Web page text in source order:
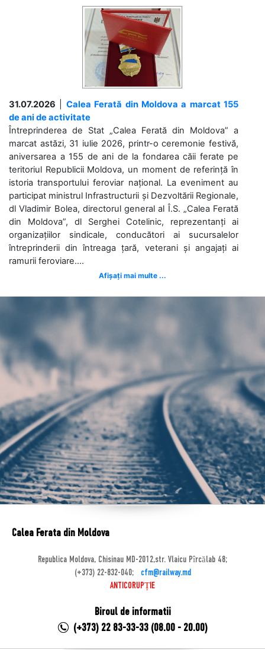
31.07.2026
Calea Ferată din Moldova a marcat 155
de ani de activitate
Întreprinderea de Stat „Calea Ferată din Moldova” a
marcat astăzi, 31 iulie 2026, printr-o ceremonie festivă,
aniversarea a 155 de ani de la fondarea căii ferate pe
teritoriul Republicii Moldova, un moment de referință în
istoria transportului feroviar național. La eveniment au
participat ministrul Infrastructurii și Dezvoltării Regionale,
dl Vladimir Bolea, directorul general al Î.S. „Calea Ferată
din Moldova”, dl Serghei Cotelinic, reprezentanți ai
organizațiilor sindicale, conducători ai sucursalelor
întreprinderii din întreaga țară, veterani și angajați ai
ramurii feroviare....
Afișați mai multe ...
Calea Ferata din Moldova
Republica Moldova, Chisinau MD-2012,str. Vlaicu Pîrcălab 48;
(+373) 22-832-040;
cfm@railway.md
ANTICORUPȚIE
Biroul de informatii
(+373) 22 83-33-33 (08.00 - 20.00)